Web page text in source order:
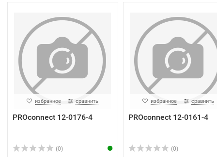
избранное сравнить
PROconnect 12-0176-4
(0)
избранное сравнить
PROconnect 12-0161-4
(0)